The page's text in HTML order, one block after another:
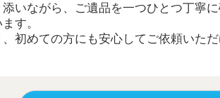
いながら、ご遺品を一つひとつ丁寧に
す。
初めての方にも安心してご依頼いただ